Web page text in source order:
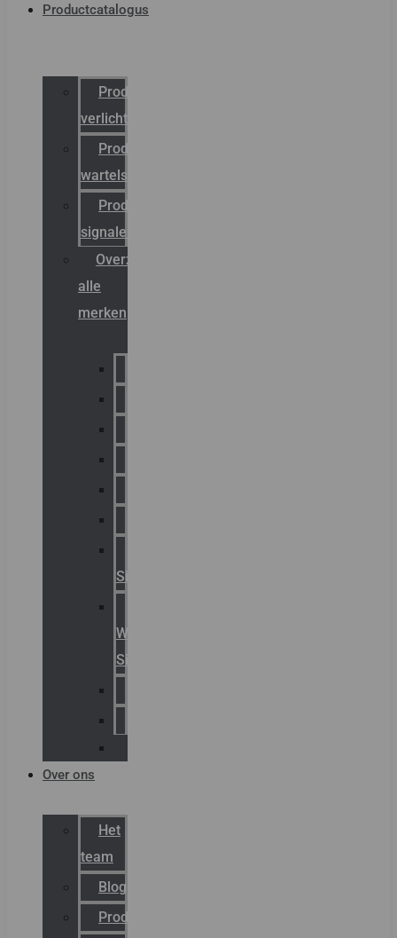
Productcatalogus
Productcatalogus
verlichting
Productcatalogus
wartels
Productcatalogus
signalering
Overzicht
alle
merken
Signaling
Warning
Signals
Over ons
Het
team
Blog
Productnieuws